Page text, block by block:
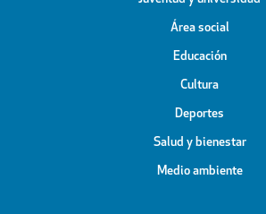
Área social
Educación
Cultura
Deportes
Salud y bienestar
Medio ambiente